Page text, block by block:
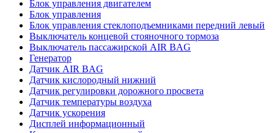
Блок управления двигателем
Блок управления
Блок управления стеклоподъемниками передний левый
Выключатель концевой стояночного тормоза
Выключатель пассажирской AIR BAG
Генератор
Датчик AIR BAG
Датчик кислородный нижний
Датчик регулировки дорожного просвета
Датчик температуры воздуха
Датчик ускорения
Дисплей информационный